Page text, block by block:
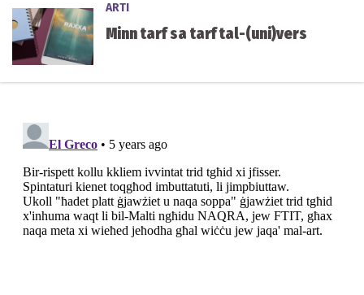
ARTI
Minn tarf sa tarf tal-(uni)vers